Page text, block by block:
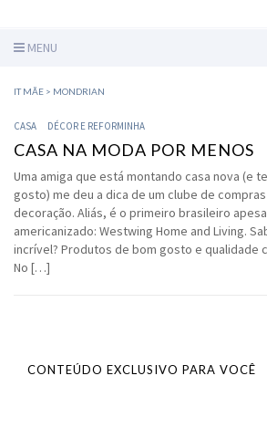
MENU
IT MÃE > MONDRIAN
CASA DÉCOR E REFORMINHA
CASA NA MODA POR MENOS
Uma amiga que está montando casa nova (e
gosto) me deu a dica de um clube de
decoração. Aliás, é o primeiro brasileiro
americanizado: Westwing Home and Living.
incrível? Produtos de bom gosto e qualidade
No […]
CONTEÚDO EXCLUSIVO PARA VOCÊ